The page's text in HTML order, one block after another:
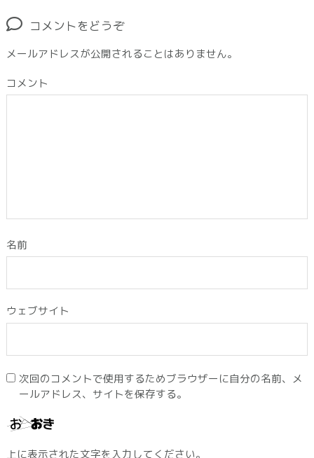
コメントをどうぞ
メールアドレスが公開されることはありません。
コメント
名前
ウェブサイト
次回のコメントで使用するためブラウザーに自分の名前、メ
ールアドレス、サイトを保存する。
上に表示された文字を入力してください。